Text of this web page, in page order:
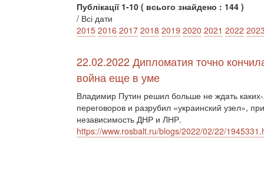
Публікації 1-10 ( всього знайдено : 144 )
/ Всі дати
2015 2016 2017 2018 2019 2020 2021 2022
22.02.2022 Дипломатия точно
война еще в уме
Владимир Путин решил больше не ждать
переговоров и разрубил «украинский узел»,
независимость ДНР и ЛНР.
https://www.rosbalt.ru/blogs/2022/02/22/